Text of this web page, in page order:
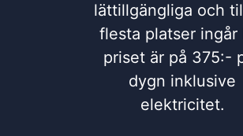
lättillgängliga och
flesta platser ingår
priset är på 375:-
dygn inklusive
elektricitet.